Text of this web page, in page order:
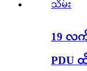
19 လက်
PDU